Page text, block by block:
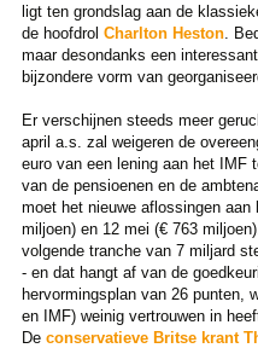
ligt ten grondslag aan de
de hoofdrol Charlton Heston.
maar desondanks een
bijzondere vorm van
Er verschijnen steeds meer
april a.s. zal weigeren de
euro van een lening aan het IMF
van de pensioenen en de
moet het nieuwe aflossingen
miljoen) en 12 mei (€ 763
volgende tranche van 7 miljard
- en dat hangt af van de
hervormingsplan van 26 punten,
en IMF) weinig vertrouwen in
De conservatieve Britse krant